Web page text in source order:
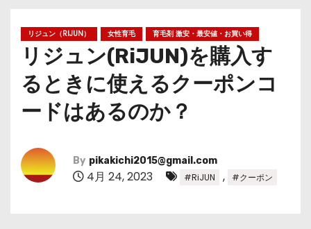
リジュン（RIJUN） 女性育毛 育毛剤 激安・最安値・お買い得
リジュン(RiJUN)を購入す
るときに使えるクーポンコ
ードはあるのか？
By pikakichi2015@gmail.com
4月 24, 2023 #RiJUN , #クーポン